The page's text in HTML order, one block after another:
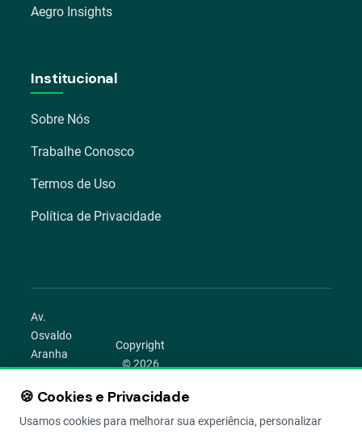
Aegro Insights
Institucional
Sobre Nós
Trabalhe Conosco
Termos de Uso
Política de Privacidade
Av.
Osvaldo
Aranha
1022 –
Bom
Porto
Copyright
© 2026
Todos os
direitos
🍪 Cookies e Privacidade
Usamos cookies para melhorar sua experiência, personalizar